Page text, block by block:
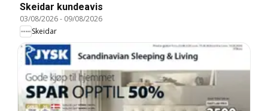
Skeidar kundeavis
03/08/2026- 09/08/2026
Skeidar